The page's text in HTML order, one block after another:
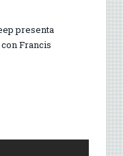
presenta
Francis